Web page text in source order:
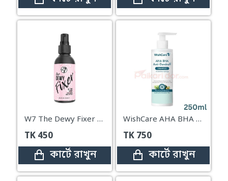
W7 The Dewy Fixer Makeup Setting Spray – 60ml
TK 450
কার্টে রাখুন
WishCare AHA BHA Anti-Dandruff Shampoo – 250ml
TK 750
কার্টে রাখুন